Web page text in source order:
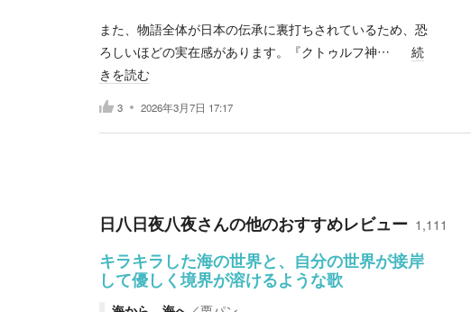
また、物語全体が日本の伝承に裏打ちされているため、恐
ろしいほどの実在感があります。『クトゥルフ神…
続
きを読む
3 2026年3月7日 17:17
日八日夜八夜さんの他のおすすめレビュー 1,111
キラキラした海の世界と、自分の世界が接岸
して優しく境界が溶けるような歌